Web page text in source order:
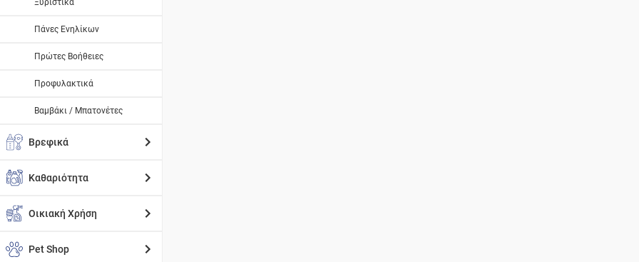
Ξυριστικά
Πάνες Ενηλίκων
Πρώτες Βοήθειες
Προφυλακτικά
Βαμβάκι / Μπατονέτες
Βρεφικά
Καθαριότητα
Οικιακή Χρήση
Pet Shop